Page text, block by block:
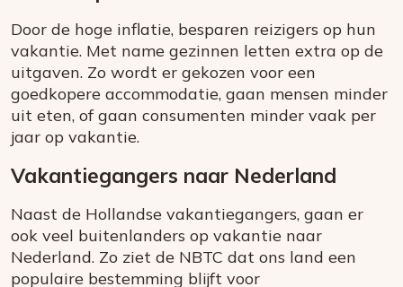
Door de hoge inflatie, besparen reizigers op hun
vakantie. Met name gezinnen letten extra op de
uitgaven. Zo wordt er gekozen voor een
goedkopere accommodatie, gaan mensen minder
uit eten, of gaan consumenten minder vaak per
jaar op vakantie.
Vakantiegangers naar Nederland
Naast de Hollandse vakantiegangers, gaan er
ook veel buitenlanders op vakantie naar
Nederland. Zo ziet de NBTC dat ons land een
populaire bestemming blijft voor